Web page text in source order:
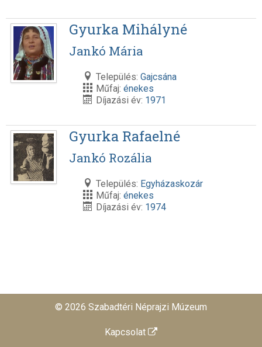
Gyurka Mihályné
Jankó Mária
Település: Gajcsána
Műfaj: énekes
Díjazási év: 1971
Gyurka Rafaelné
Jankó Rozália
Település: Egyházaskozár
Műfaj: énekes
Díjazási év: 1974
© 2026 Szabadtéri Néprajzi Múzeum
Kapcsolat